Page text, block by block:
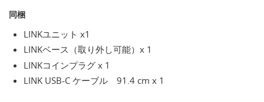
同梱
LINKユニット x1
LINKベース（取り外し可能）x 1
LINKコインプラグ x 1
LINK USB‐C ケーブル 91.4 cm x 1